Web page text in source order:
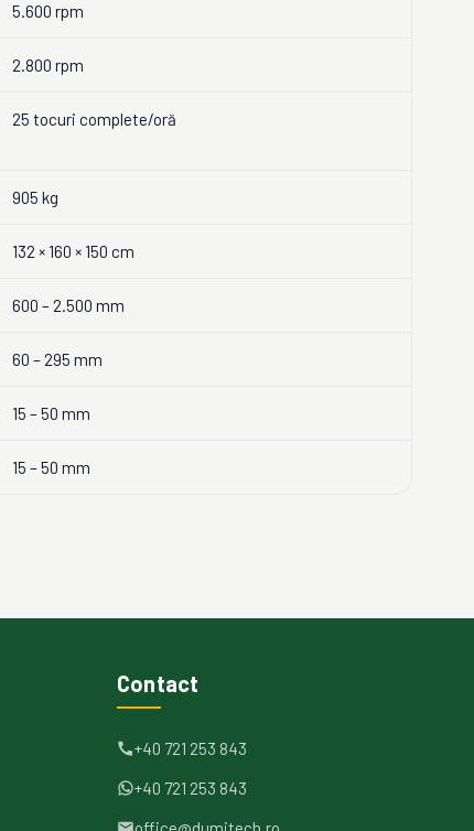
5.600 rpm
2.800 rpm
25 tocuri complete/oră
905 kg
132 × 160 × 150 cm
600 – 2.500 mm
60 – 295 mm
15 – 50 mm
15 – 50 mm
Contact
+40 721 253 843
+40 721 253 843